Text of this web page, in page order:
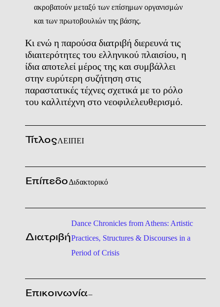
ακροβατούν μεταξύ των επίσημων οργανισμών
και των πρωτοβουλιών της βάσης.
Κι ενώ η παρούσα διατριβή διερευνά τις
ιδιαιτερότητες του ελληνικού πλαισίου, η
ίδια αποτελεί μέρος της και συμβάλλει
στην ευρύτερη συζήτηση στις
παραστατικές τέχνες σχετικά με το ρόλο
του καλλιτέχνη στο νεοφιλελευθερισμό.
ΤίτλοςΛΕΙΠΕΙ
ΕπίπεδοΔιδακτορικό
Διατριβή
Dance Chronicles from Athens: Artistic
Practices, Structures & Discourses in a
Period of Crisis
Επικοινωνία–